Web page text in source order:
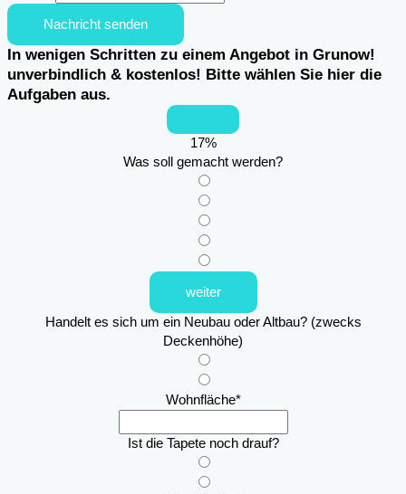
Nachricht senden
In wenigen Schritten zu einem Angebot in Grunow!
unverbindlich & kostenlos! Bitte wählen Sie hier die
Aufgaben aus.
17%
Was soll gemacht werden?
weiter
Handelt es sich um ein Neubau oder Altbau? (zwecks
Deckenhöhe)
Wohnfläche*
Ist die Tapete noch drauf?